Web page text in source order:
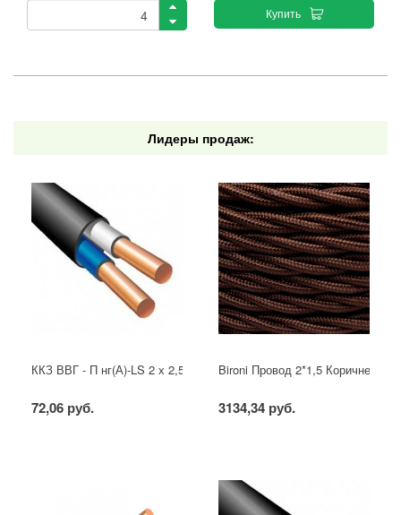
Купить
Лидеры продаж:
ККЗ ВВГ - П нг(А)-LS 2 х 2,5 ГОСТ
72,06 руб.
Bironi Провод 2*1,5 Коричневый
3134,34 руб.